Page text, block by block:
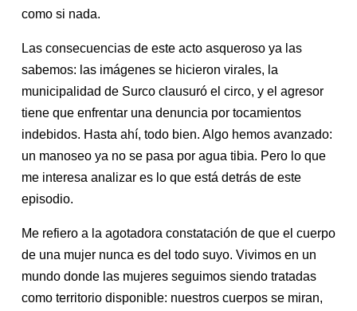
como si nada.
Las consecuencias de este acto asqueroso ya las
sabemos: las imágenes se hicieron virales, la
municipalidad de Surco clausuró el circo, y el agresor
tiene que enfrentar una denuncia por tocamientos
indebidos. Hasta ahí, todo bien. Algo hemos avanzado:
un manoseo ya no se pasa por agua tibia. Pero lo que
me interesa analizar es lo que está detrás de este
episodio.
Me refiero a la agotadora constatación de que el cuerpo
de una mujer nunca es del todo suyo. Vivimos en un
mundo donde las mujeres seguimos siendo tratadas
como territorio disponible: nuestros cuerpos se miran,